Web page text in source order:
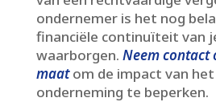
ondernemer is het nog
financiële continuïteit van
waarborgen.​ Neem contact
maatom de impact van
onderneming te beperken.​